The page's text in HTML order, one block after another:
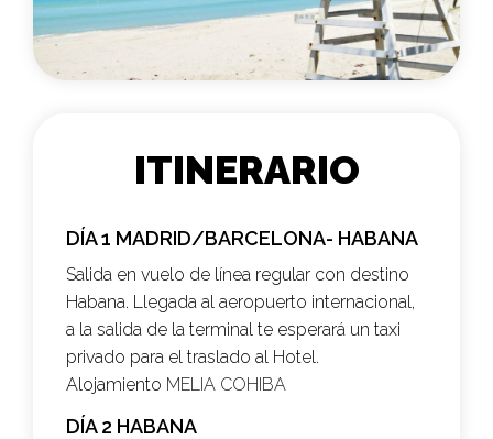
ITINERARIO
DÍA 1 MADRID/BARCELONA- HABANA
Salida en vuelo de línea regular con destino
Habana. Llegada al aeropuerto internacional,
a la salida de la terminal te esperará un taxi
privado para el traslado al Hotel.
Alojamiento MELIA COHIBA
DÍA 2 HABANA